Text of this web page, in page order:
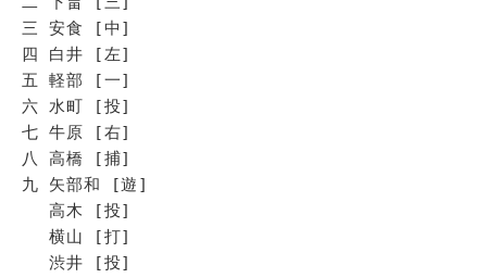
三 安食 [中]
四 白井 [左]
五 軽部 [一]
六 水町 [投]
七 牛原 [右]
八 高橋 [捕]
九 矢部和 [遊]
高木 [投]
横山 [打]
渋井 [投]